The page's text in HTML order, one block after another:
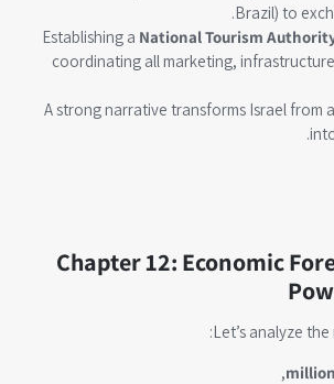
Brazil) to
Establishing a National Tourism
coordinating all marketing,
A strong narrative transforms Israel from
Chapter 12: Economic
Let’s analyze
,